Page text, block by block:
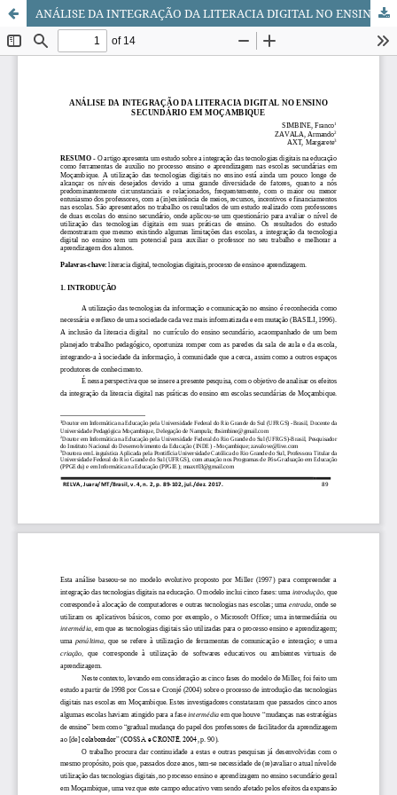
ANÁLISE DA INTEGRAÇÃO DA LITERACIA DIGITAL NO ENSINO SECUNDÁRIO EM MOÇAMBIQUE